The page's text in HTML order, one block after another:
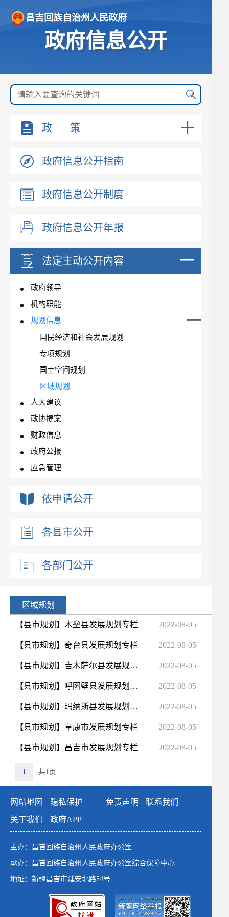
昌吉回族自治州人民政府
政府信息公开
政 策
政府信息公开指南
政府信息公开制度
政府信息公开年报
法定主动公开内容
政府领导
机构职能
规划信息
国民经济和社会发展规划
专项规划
国土空间规划
区域规划
人大建议
政协提案
财政信息
政府公报
应急管理
统计信息
重大政策转载
新闻发布会
优化营商环境
政府集中采购
重点领域信息公开
政府网站工作报表
人事信息及公务员招考
行政处罚和行政强制
行政许可和其他对外管理服务信息
依申请公开
各县市公开
各部门公开
区域规划
【县市规划】木垒县发展规划专栏 2022-08-05
【县市规划】奇台县发展规划专栏 2022-08-05
【县市规划】吉木萨尔县发展规划专栏 2022-08-05
【县市规划】呼图壁县发展规划专栏 2022-08-05
【县市规划】玛纳斯县发展规划专栏 2022-08-05
【县市规划】阜康市发展规划专栏 2022-08-05
【县市规划】昌吉市发展规划专栏 2022-08-05
1 共1页
网站地图 隐私保护 免责声明
联系我们
关于我们
政府APP
主办：昌吉回族自治州人民政府办公室
承办：昌吉回族自治州人民政府办公室综合保障中心
地址：新疆昌吉市延安北路54号